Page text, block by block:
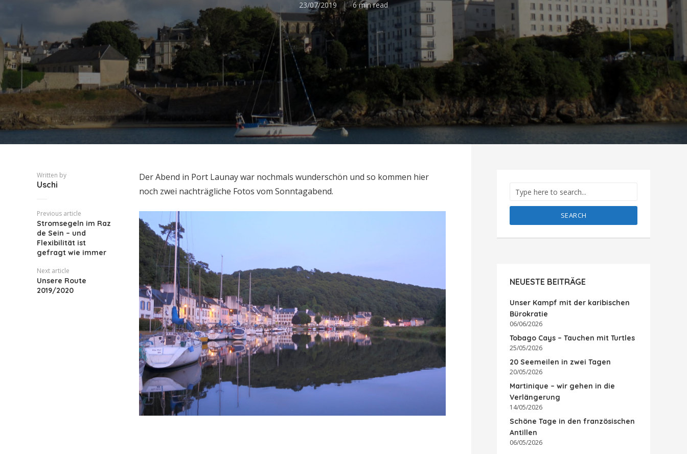
23/07/2019 6 min read
Written by
Uschi
Previous article
Stromsegeln im Raz
de Sein – und
Flexibilität ist
gefragt wie immer
Next article
Unsere Route
2019/2020
Der Abend in Port Launay war nochmals wunderschön und so kommen hier
noch zwei nachträgliche Fotos vom Sonntagabend.
SEARCH
NEUESTE BEITRÄGE
Unser Kampf mit der karibischen
Bürokratie
06/06/2026
Tobago Cays – Tauchen mit Turtles
25/05/2026
20 Seemeilen in zwei Tagen
20/05/2026
Martinique – wir gehen in die
Verlängerung
14/05/2026
Schöne Tage in den französischen
Antillen
06/05/2026